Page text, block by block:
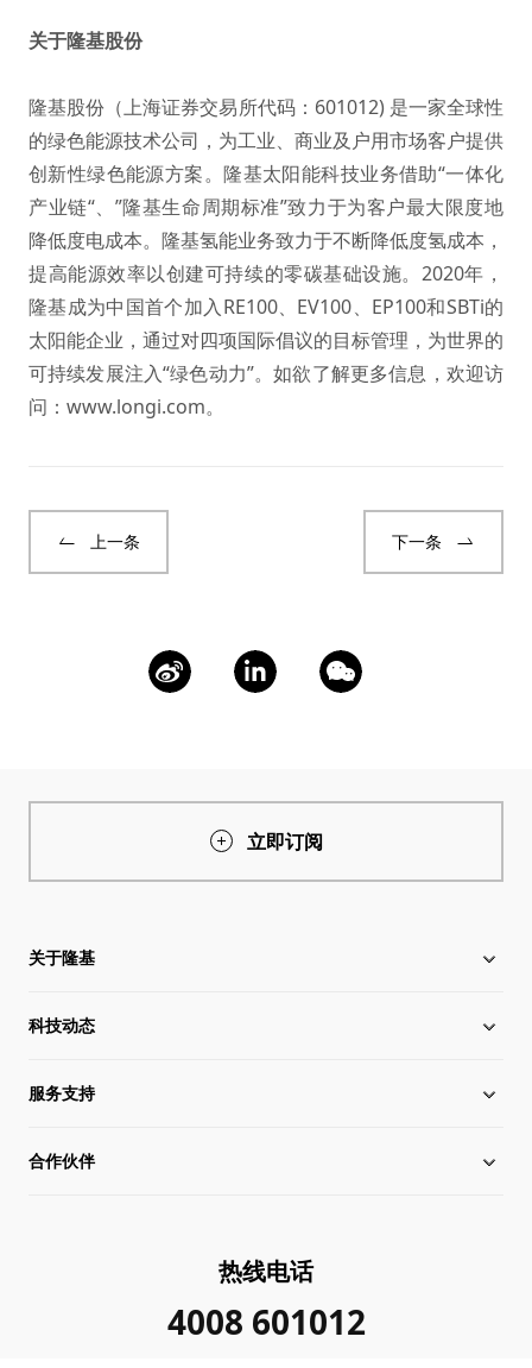
关于隆基股份
隆基股份（上海证券交易所代码：601012) 是一家全球性
的绿色能源技术公司，为工业、商业及户用市场客户提供
创新性绿色能源方案。隆基太阳能科技业务借助“一体化
产业链“、”隆基生命周期标准”致力于为客户最大限度地
降低度电成本。隆基氢能业务致力于不断降低度氢成本，
提高能源效率以创建可持续的零碳基础设施。2020年，
隆基成为中国首个加入RE100、EV100、EP100和SBTi的
太阳能企业，通过对四项国际倡议的目标管理，为世界的
可持续发展注入“绿色动力”。如欲了解更多信息，欢迎访
问： www.longi.com。
上一条 下一条
立即订阅
关于隆基
关于隆基
全球化布局
管理层信息
科技动态
硅片价格
行业动态
服务支持
下载中心
合作伙伴
热线电话
4008 601012